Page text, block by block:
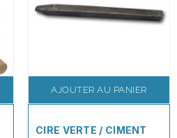
AJOUTER AU PANIER
CIRE VERTE / CIMENT